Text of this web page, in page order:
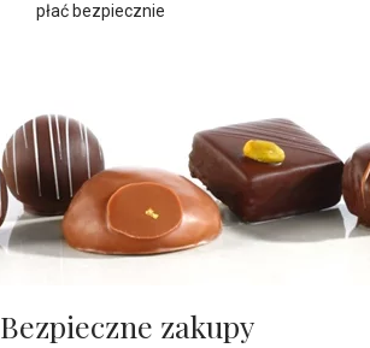
płać bezpiecznie
Bezpieczne zakupy